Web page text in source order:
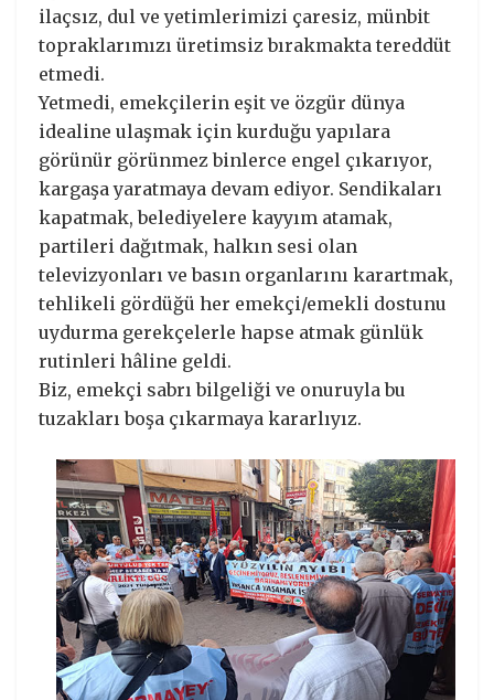
ilaçsız, dul ve yetimlerimizi çaresiz, münbit
topraklarımızı üretimsiz bırakmakta tereddüt
etmedi.
Yetmedi, emekçilerin eşit ve özgür dünya
idealine ulaşmak için kurduğu yapılara
görünür görünmez binlerce engel çıkarıyor,
kargaşa yaratmaya devam ediyor. Sendikaları
kapatmak, belediyelere kayyım atamak,
partileri dağıtmak, halkın sesi olan
televizyonları ve basın organlarını karartmak,
tehlikeli gördüğü her emekçi/emekli dostunu
uydurma gerekçelerle hapse atmak günlük
rutinleri hâline geldi.
Biz, emekçi sabrı bilgeliği ve onuruyla bu
tuzakları boşa çıkarmaya kararlıyız.